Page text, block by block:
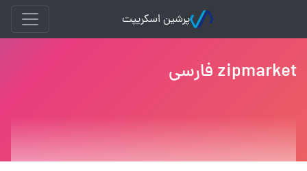
پرشین اسکریپت
zipmarket فارسی